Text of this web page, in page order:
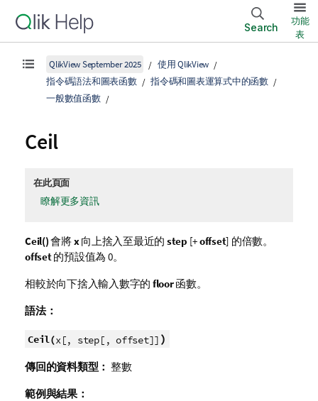
Search
功能
表
QlikView September 2025
使用 QlikView
指令碼語法和圖表函數
指令碼和圖表運算式中的函數
一般數值函數
Ceil
在此頁面
瞭解更多資訊
Ceil()會將x向上捨入至最近的 step [+offset] 的倍數。
offset的預設值為 0。
相較於向下捨入輸入數字的 floor函數。
語法：
Ceil(x[, step[, offset]] )
傳回的資料類型： 整數
範例與結果：